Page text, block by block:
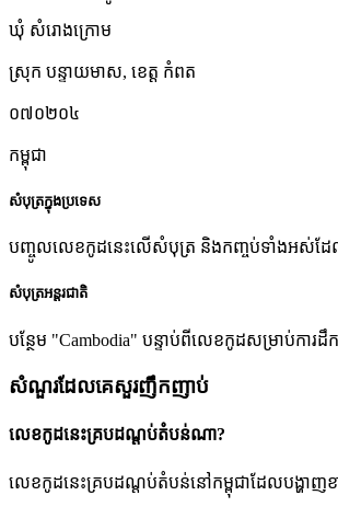
ឃុំ សំរោងក្រោម
ស្រុក បន្ទាយមាស, ខេត្ត កំពត
០៧០២០៤
កម្ពុជា
សំបុត្រក្នុងប្រទេស
បញ្ចូលលេខកូដនេះលើសំបុត្រ និងកញ្ចប់ទាំងអស់ដែលផ្
សំបុត្រអន្តរជាតិ
បន្ថែម "Cambodia" បន្ទាប់ពីលេខកូដសម្រាប់ការដឹ
សំណួរដែលគេសួរញឹកញាប់
លេខកូដនេះគ្របដណ្តប់តំបន់ណា?
លេខកូដនេះគ្របដណ្តប់តំបន់នៅកម្ពុជាដែលបង្ហាញ